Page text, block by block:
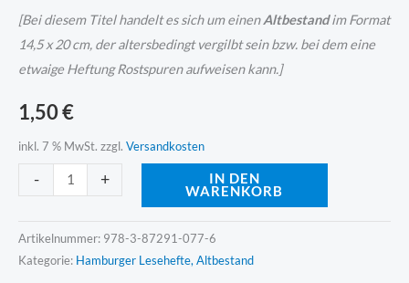
[Bei diesem Titel handelt es sich um einenAltbestandim Format
14,5 x 20 cm, der altersbedingt vergilbt sein bzw. bei dem eine
etwaige Heftung Rostspuren aufweisen kann.]
1,50€
inkl. 7 % MwSt. zzgl. Versandkosten
- +
IN DEN
WARENKORB
Artikelnummer: 978-3-87291-077-6
Kategorie: Hamburger Lesehefte, Altbestand